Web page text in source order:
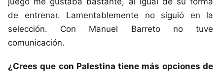
de entrenar. Lamentablemente no siguió en la
selección. Con Manuel Barreto no tuve
comunicación.
¿Crees que con Palestina tiene más opciones de